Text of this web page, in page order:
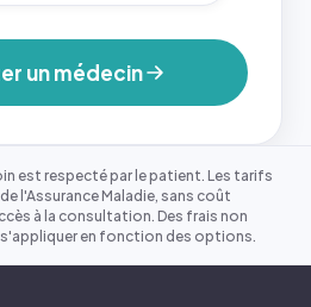
un médecin
est respecté par le patient. Les tarifs
l'Assurance Maladie, sans coût
à la consultation. Des frais non
en fonction des options.